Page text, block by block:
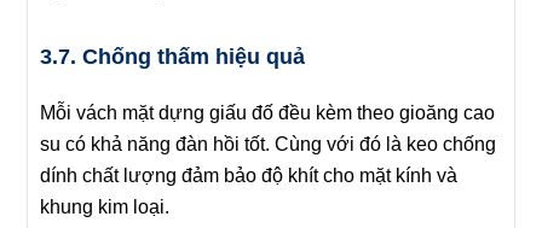
3.7. Chống thấm hiệu quả
Mỗi vách mặt dựng giấu đố đều kèm theo gioăng cao
su có khả năng đàn hồi tốt. Cùng với đó là keo chống
dính chất lượng đảm bảo độ khít cho mặt kính và
khung kim loại.